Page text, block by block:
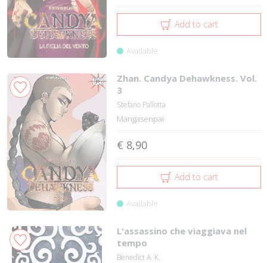
Add to cart
Available
Zhan. Candya Dehawkness. Vol.
3
Stefano Pallotta
Mangasenpai
€ 8,90
Add to cart
Available
L'assassino che viaggiava nel
tempo
Benedict A. K.